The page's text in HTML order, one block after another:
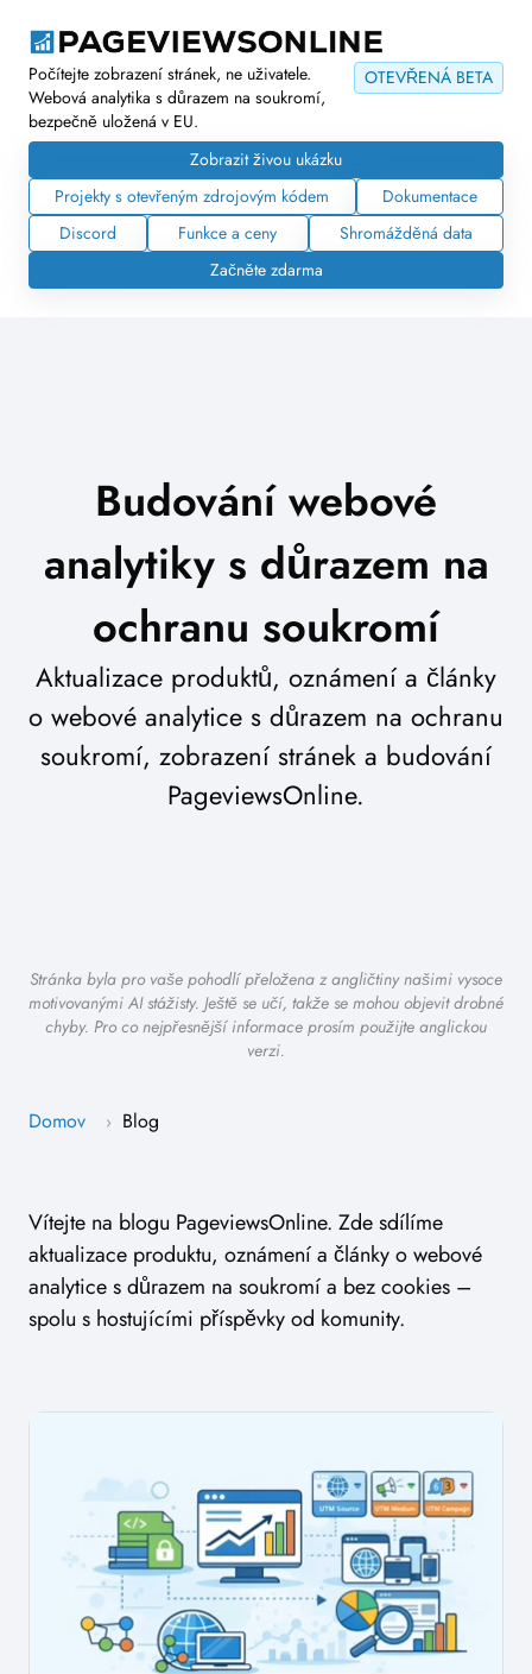
OTEVŘENÁ BETA
Počítejte zobrazení stránek, ne uživatele.
Webová analytika s důrazem na soukromí,
bezpečně uložená v EU.
Zobrazit živou ukázku
Projekty s otevřeným zdrojovým kódem
Dokumentace
Discord
Funkce a ceny
Shromážděná data
Začněte zdarma
Budování webové
analytiky s důrazem na
ochranu soukromí
Aktualizace produktů, oznámení a články
o webové analytice s důrazem na ochranu
soukromí, zobrazení stránek a budování
PageviewsOnline.
Stránka byla pro vaše pohodlí přeložena z angličtiny našimi vysoce
motivovanými AI stážisty. Ještě se učí, takže se mohou objevit drobné
chyby. Pro co nejpřesnější informace prosím použijte anglickou
verzi.
Domov › Blog
Vítejte na blogu PageviewsOnline. Zde sdílíme
aktualizace produktu, oznámení a články o webové
analytice s důrazem na soukromí a bez cookies –
spolu s hostujícími příspěvky od komunity.